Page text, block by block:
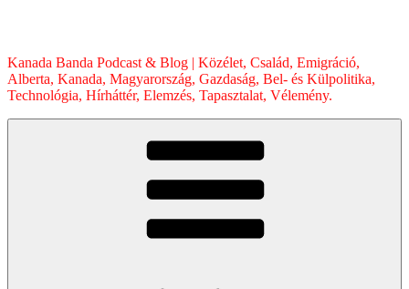
Kanada Banda Podcast & Blog | Közélet, Család, Emigráció,
Alberta, Kanada, Magyarország, Gazdaság, Bel- és Külpolitika,
Technológia, Hírháttér, Elemzés, Tapasztalat, Vélemény.